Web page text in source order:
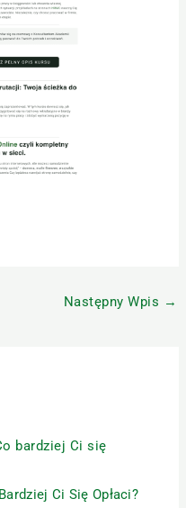
Następny Wpis →
Ci Się Opłaci?